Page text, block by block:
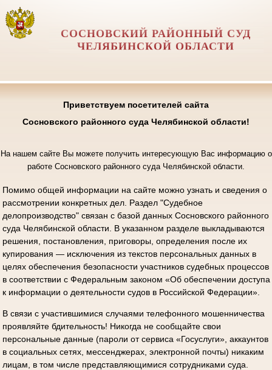
СОСНОВСКИЙ РАЙОННЫЙ СУД
ЧЕЛЯБИНСКОЙ ОБЛАСТИ
Приветствуем посетителей сайта
Сосновского районного суда Челябинской области!
На нашем сайте Вы можете получить интересующую Вас информацию о
работе Сосновского районного суда Челябинской области.
Помимо общей информации на сайте можно узнать и сведения о
рассмотрении конкретных дел. Раздел "Судебное
делопроизводство" связан с базой данных Сосновского районного
суда Челябинской области. В указанном разделе выкладываются
решения, постановления, приговоры, определения после их
купирования — исключения из текстов персональных данных в
целях обеспечения безопасности участников судебных процессов
в соответствии с Федеральным законом «Об обеспечении доступа
к информации о деятельности судов в Российской Федерации».
В связи с участившимися случаями телефонного мошенничества
проявляйте бдительность! Никогда не сообщайте свои
персональные данные (пароли от сервиса «Госуслуги», аккаунтов
в социальных сетях, мессенджерах, электронной почты) никаким
лицам, в том числе представляющимися сотрудниками суда.